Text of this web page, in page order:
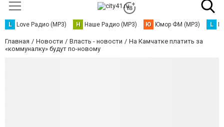
L Love Радио (MP3) Н Наше Радио (MP3) Ю Юмор ФМ (MP3) L
Главная Новости Власть - новости
На Камчатке платить за
«коммуналку» будут по-новому